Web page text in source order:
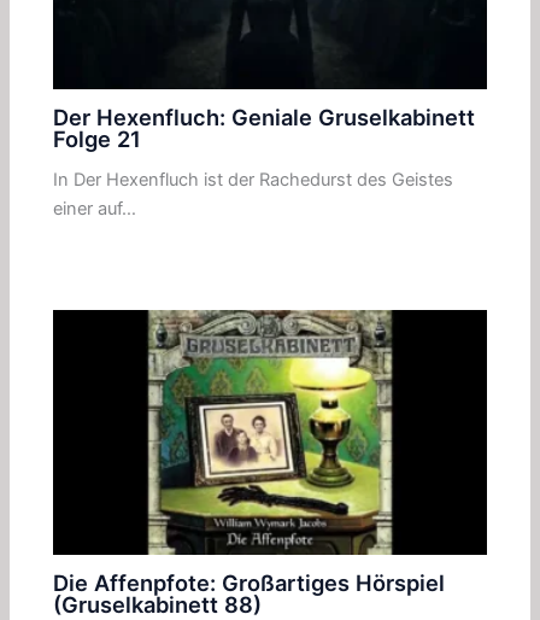
Der Hexenfluch: Geniale Gruselkabinett
Folge 21
In Der Hexenfluch ist der Rachedurst des Geistes
einer auf…
Die Affenpfote: Großartiges Hörspiel
(Gruselkabinett 88)